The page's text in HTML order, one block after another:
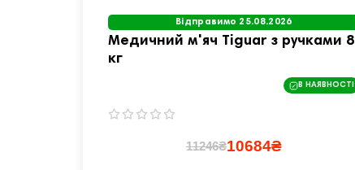
Відправимо 25.08.2026
Медичний м'яч Tiguar з ручками 8
кг
В НАЯВНОСТІ
11246₴10684₴